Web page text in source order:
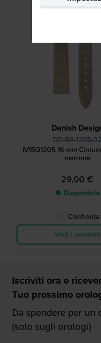
Danish
DD-BA-1205-02
IV15Q1205 16 mm
marrone
29,00 €
● Disponibile
Confronta
Vedi i prodotti
Iscriviti ora e
Tuo prossimo
Da spendere per
(solo sugli orologi)